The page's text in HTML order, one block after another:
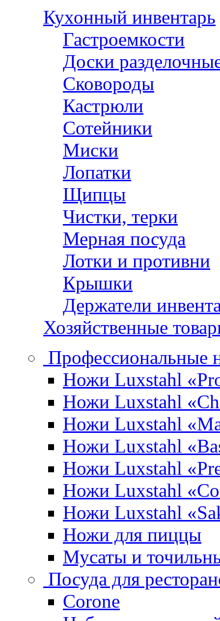
Кухонный инвентарь
Гастроемкости
Доски
Сковороды
Кастрюли
Сотейники
Миски
Лопатки
Щипцы
Чистки, терки
Мерная посуда
Лотки и противни
Крышки
Держатели
Хозяйственные
Профессиональные
Ножи Luxstahl
Ножи Luxstahl
Ножи Luxstahl
Ножи Luxstahl
Ножи Luxstahl
Ножи Luxstahl
Ножи Luxstahl
Ножи для пиццы
Мусаты и
Посуда для
Corone